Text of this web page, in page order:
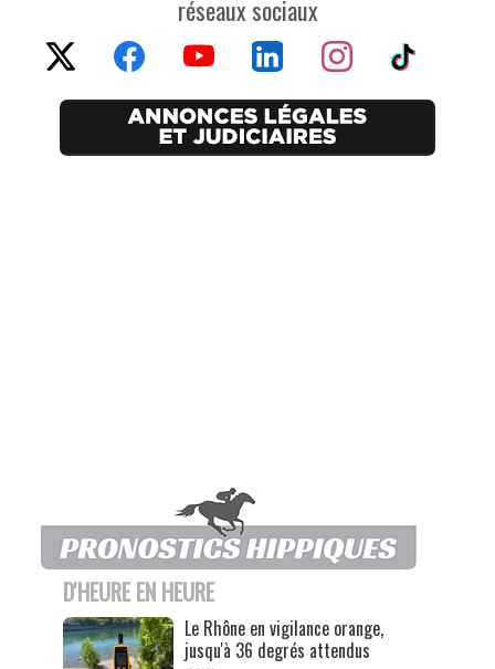
réseaux sociaux
D'HEURE EN HEURE
Le Rhône en vigilance orange,
jusqu'à 36 degrés attendus